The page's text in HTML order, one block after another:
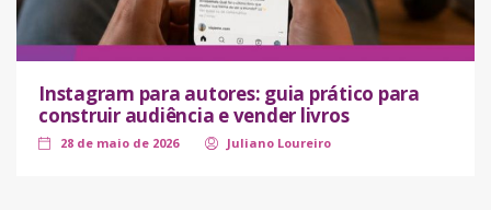
Instagram para autores: guia prático para
construir audiência e vender livros
28 de maio de 2026 Juliano Loureiro